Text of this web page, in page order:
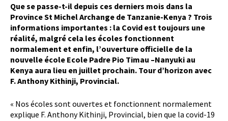
Que se passe-t-il depuis ces derniers mois dans la
Province St Michel Archange de Tanzanie-Kenya ? Trois
informations importantes : la Covid est toujours une
réalité, malgré cela les écoles fonctionnent
normalement et enfin, l’ouverture officielle de la
nouvelle école Ecole Padre Pio Timau –Nanyuki au
Kenya aura lieu en juillet prochain. Tour d’horizon avec
F. Anthony Kithinji, Provincial.
« Nos écoles sont ouvertes et fonctionnent normalement
explique F. Anthony Kithinji, Provincial, bien que la covid-19